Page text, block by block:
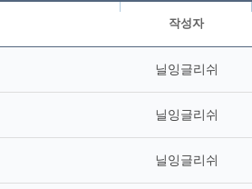
작성자
닐잉글리쉬
닐잉글리쉬
닐잉글리쉬